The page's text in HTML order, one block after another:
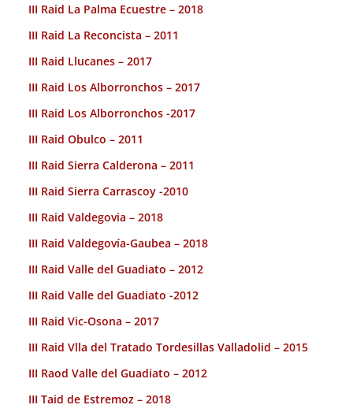
III Raid La Palma Ecuestre – 2018
III Raid La Reconcista – 2011
III Raid Llucanes – 2017
III Raid Los Alborronchos – 2017
III Raid Los Alborronchos -2017
III Raid Obulco – 2011
III Raid Sierra Calderona – 2011
III Raid Sierra Carrascoy -2010
III Raid Valdegovia – 2018
III Raid Valdegovía-Gaubea – 2018
III Raid Valle del Guadiato – 2012
III Raid Valle del Guadiato -2012
III Raid Vic-Osona – 2017
III Raid Vlla del Tratado Tordesillas Valladolid – 2015
III Raod Valle del Guadiato – 2012
III Taid de Estremoz – 2018